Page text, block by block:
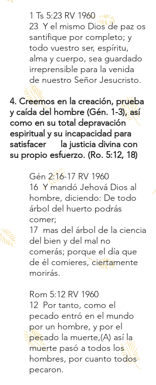
1 Ts 5:23 RV 1960
23 Y el mismo Dios de paz os
santifique por completo; y
todo vuestro ser, espíritu,
alma y cuerpo, sea guardado
irreprensible para la venida
de nuestro Señor Jesucristo.
4. Creemos en la creación, prueba
y caída del hombre (Gén. 1-3), así
como en su total depravación
espiritual y su incapacidad para
satisfacer la justicia divina con
su propio esfuerzo. (Ro. 5:12, 18)
Gén 2:16-17 RV 1960
16 Y mandó Jehová Dios al
hombre, diciendo: De todo
árbol del huerto podrás
comer;
17 mas del árbol de la ciencia
del bien y del mal no
comerás; porque el día que
de él comieres, ciertamente
morirás.
Rom 5:12 RV 1960
12 Por tanto, como el
pecado entró en el mundo
por un hombre, y por el
pecado la muerte,(A) así la
muerte pasó a todos los
hombres, por cuanto todos
pecaron.